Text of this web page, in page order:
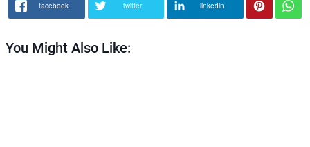
facebook twitter linkedin
You Might Also Like: